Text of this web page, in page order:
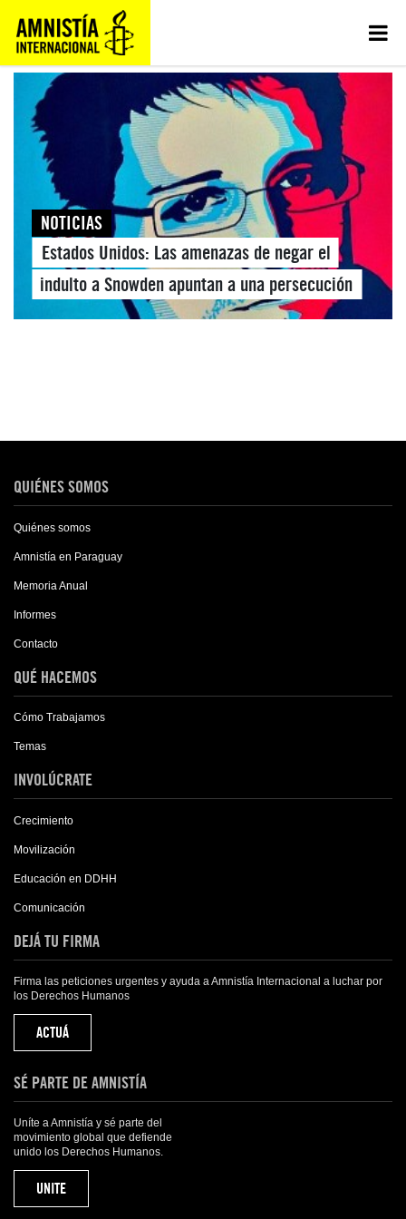
NOTICIAS
Estados Unidos: Las amenazas de negar el
indulto a Snowden apuntan a una persecución
QUIÉNES SOMOS
Quiénes somos
Amnistía en Paraguay
Memoria Anual
Informes
Contacto
QUÉ HACEMOS
Cómo Trabajamos
Temas
INVOLÚCRATE
Crecimiento
Movilización
Educación en DDHH
Comunicación
DEJÁ TU FIRMA
Firma las peticiones urgentes y ayuda a Amnistía Internacional a luchar por
los Derechos Humanos
ACTUÁ
SÉ PARTE DE AMNISTÍA
Uníte a Amnistía y sé parte del
movimiento global que defiende
unido los Derechos Humanos.
UNITE